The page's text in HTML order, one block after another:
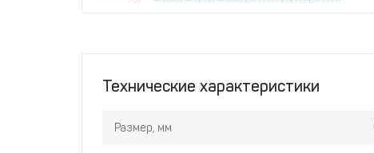
Технические характеристики
Размер, мм